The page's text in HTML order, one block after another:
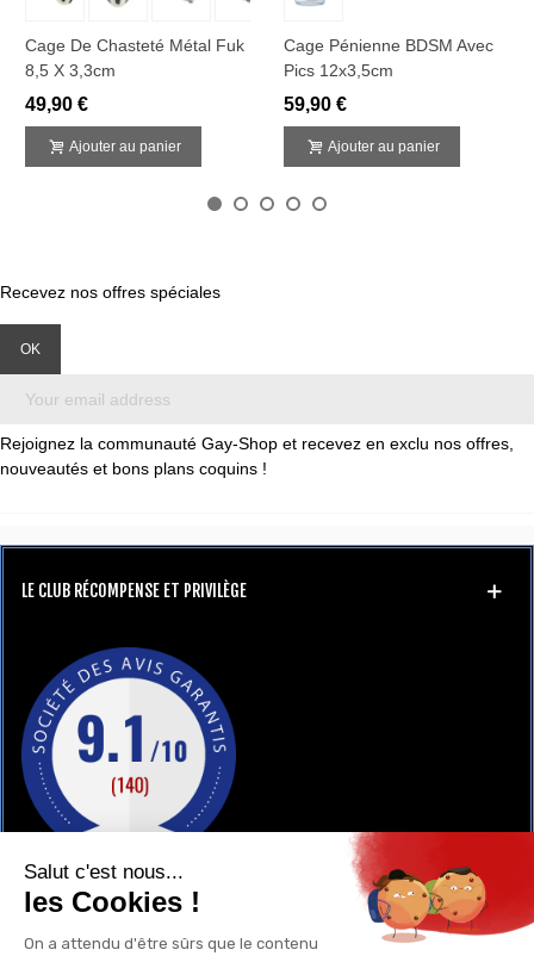
Cage De Chasteté Métal Fuk
8,5 X 3,3cm
49,90 €
Ajouter au panier
Cage Pénienne BDSM Avec
Pics 12x3,5cm
59,90 €
Ajouter au panier
Recevez nos offres spéciales
Rejoignez la communauté Gay-Shop et recevez en exclu nos offres,
nouveautés et bons plans coquins !
LE CLUB RÉCOMPENSE ET PRIVILÈGE